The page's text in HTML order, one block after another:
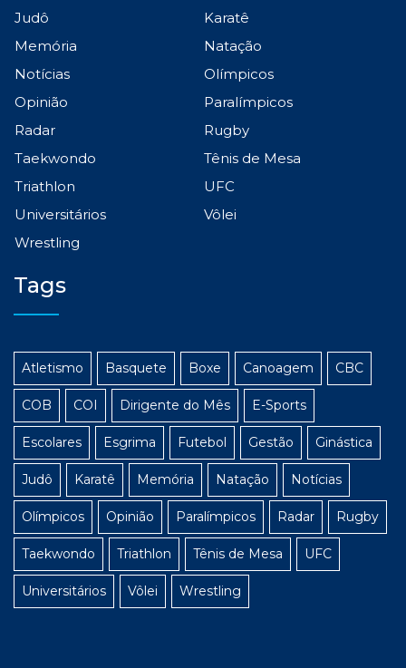
Judô
Karatê
Memória
Natação
Notícias
Olímpicos
Opinião
Paralímpicos
Radar
Rugby
Taekwondo
Tênis de Mesa
Triathlon
UFC
Universitários
Vôlei
Wrestling
Tags
Atletismo Basquete Boxe Canoagem CBC
COB COI Dirigente do Mês E-Sports
Escolares Esgrima Futebol Gestão Ginástica
Judô Karatê Memória Natação Notícias
Olímpicos Opinião Paralímpicos Radar Rugby
Taekwondo Triathlon Tênis de Mesa UFC
Universitários Vôlei Wrestling